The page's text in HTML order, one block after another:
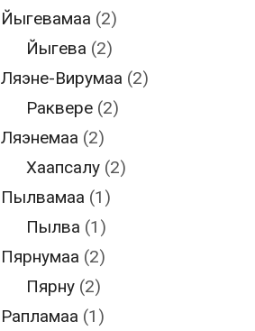
Йыгевамаа (2)
Йыгева (2)
Ляэне-Вирумаа (2)
Раквере (2)
Ляэнемаа (2)
Хаапсалу (2)
Пылвамаа (1)
Пылва (1)
Пярнумаа (2)
Пярну (2)
Рапламаа (1)